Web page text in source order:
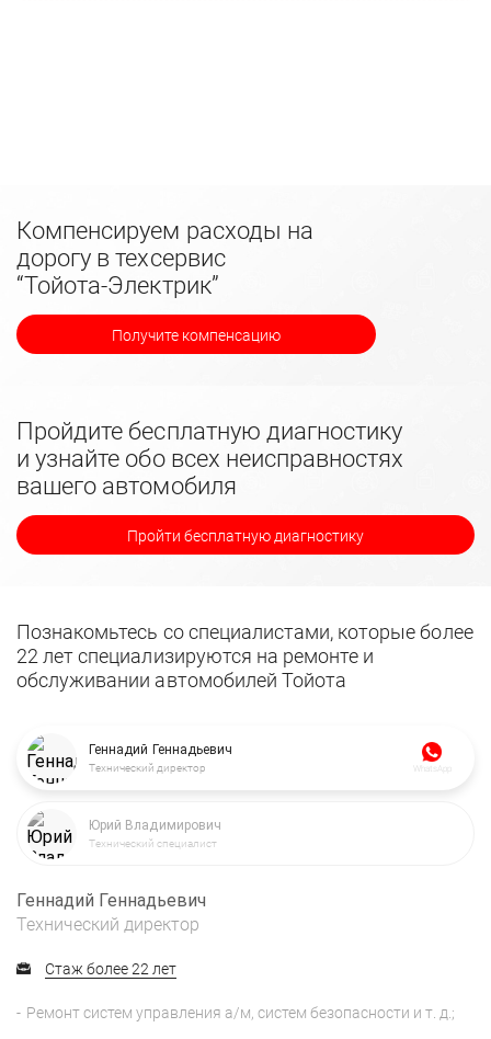
Компенсируем расходы на
дорогу в техсервис
“Тойота-Электрик”
Получите компенсацию
Пройдите бесплатную диагностику
и узнайте обо всех неисправностях
вашего автомобиля
Пройти бесплатную диагностику
Познакомьтесь со специалистами, которые более
22 лет специализируются на ремонте и
обслуживании автомобилей Тойота
Геннадий Геннадьевич
Технический директор WhatsApp
Юрий Владимирович
Технический специалист
Геннадий Геннадьевич
Технический директор
Стаж более 22 лет
Ремонт систем управления а/м, систем безопасности и т. д.;